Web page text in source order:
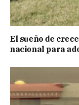
El sueño de
nacional para